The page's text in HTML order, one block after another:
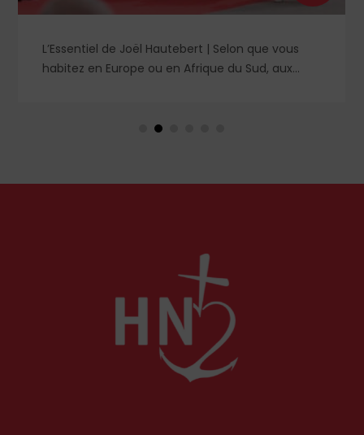
L’Essentiel de Joël Hautebert | Selon que vous
habitez en Europe ou en Afrique du Sud, aux
événements aux Pays-Bas ou en Irlande
comme l'a rappelé Léon XIV récemment.